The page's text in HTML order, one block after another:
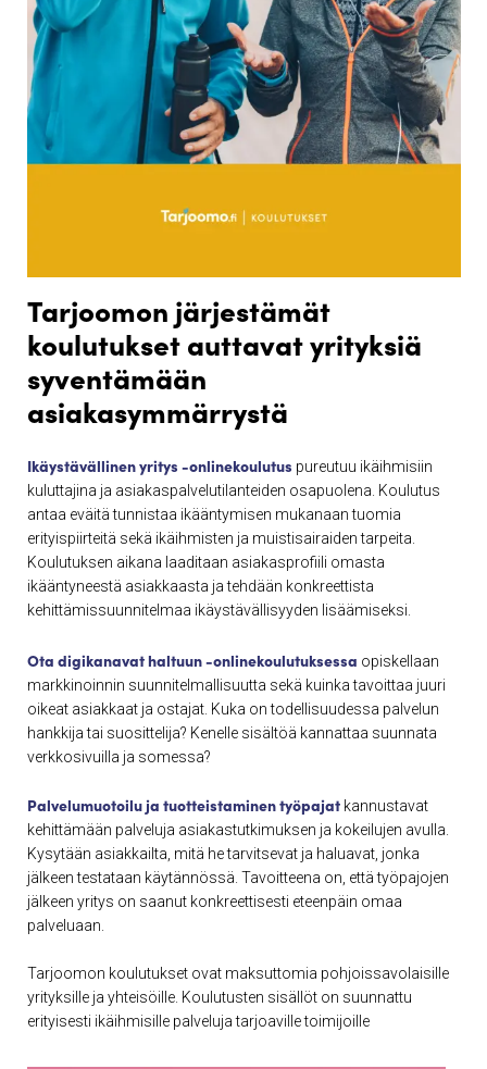
Tarjoomon järjestämät
koulutukset auttavat yrityksiä
syventämään
asiakasymmärrystä
Ikäystävällinen yritys -onlinekoulutus pureutuu ikäihmisiin
kuluttajina ja asiakaspalvelutilanteiden osapuolena. Koulutus
antaa eväitä tunnistaa ikääntymisen mukanaan tuomia
erityispiirteitä sekä ikäihmisten ja muistisairaiden tarpeita.
Koulutuksen aikana laaditaan asiakasprofiili omasta
ikääntyneestä asiakkaasta ja tehdään konkreettista
kehittämissuunnitelmaa ikäystävällisyyden lisäämiseksi.
Ota digikanavat haltuun -onlinekoulutuksessa opiskellaan
markkinoinnin suunnitelmallisuutta sekä kuinka tavoittaa juuri
oikeat asiakkaat ja ostajat. Kuka on todellisuudessa palvelun
hankkija tai suosittelija? Kenelle sisältöä kannattaa suunnata
verkkosivuilla ja somessa?
Palvelumuotoilu ja tuotteistaminen työpajatkannustavat
kehittämään palveluja asiakastutkimuksen ja kokeilujen avulla.
Kysytään asiakkailta, mitä he tarvitsevat ja haluavat, jonka
jälkeen testataan käytännössä. Tavoitteena on, että työpajojen
jälkeen yritys on saanut konkreettisesti eteenpäin omaa
palveluaan.
Tarjoomon koulutukset ovat maksuttomia pohjoissavolaisille
yrityksille ja yhteisöille. Koulutusten sisällöt on suunnattu
erityisesti ikäihmisille palveluja tarjoaville toimijoille